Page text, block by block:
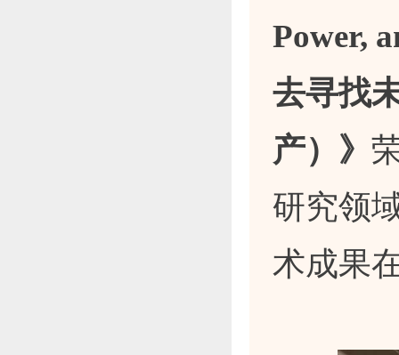
Power,
去寻找
产）》
研究领
术成果